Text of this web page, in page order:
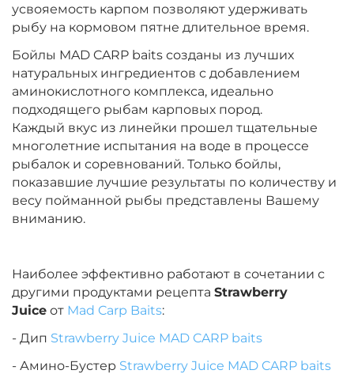
усвояемость карпом позволяют удерживать
рыбу на кормовом пятне длительное время.
Бойлы MAD CARP baits созданы из лучших
натуральных ингредиентов с добавлением
аминокислотного комплекса, идеально
подходящего рыбам карповых пород.
Каждый вкус из линейки прошел тщательные
многолетние испытания на воде в процессе
рыбалок и соревнований. Только бойлы,
показавшие лучшие результаты по количеству и
весу пойманной рыбы представлены Вашему
вниманию.
Наиболее эффективно работают в сочетании с
другими продуктами рецепта Strawberry
Juice от Mad Carp Baits:
- Дип Strawberry Juice MAD CARP baits
- Амино-Бустер Strawberry Juice MAD CARP baits